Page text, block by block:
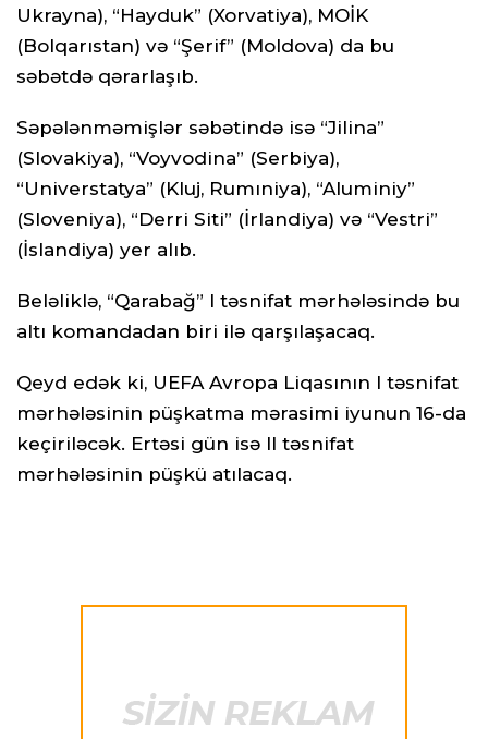
Ukrayna), “Hayduk” (Xorvatiya), MOİK
(Bolqarıstan) və “Şerif” (Moldova) da bu
səbətdə qərarlaşıb.
Səpələnməmişlər səbətində isə “Jilina”
(Slovakiya), “Voyvodina” (Serbiya),
“Universtatya” (Kluj, Rumıniya), “Aluminiy”
(Sloveniya), “Derri Siti” (İrlandiya) və “Vestri”
(İslandiya) yer alıb.
Beləliklə, “Qarabağ” I təsnifat mərhələsində bu
altı komandadan biri ilə qarşılaşacaq.
Qeyd edək ki, UEFA Avropa Liqasının I təsnifat
mərhələsinin püşkatma mərasimi iyunun 16-da
keçiriləcək. Ertəsi gün isə II təsnifat
mərhələsinin püşkü atılacaq.